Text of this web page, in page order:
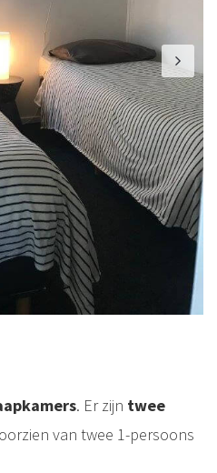
. Er zijn twee
van twee 1-persoons